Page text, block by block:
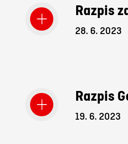
Razpis
28. 6. 2023
Razpis
19. 6. 2023